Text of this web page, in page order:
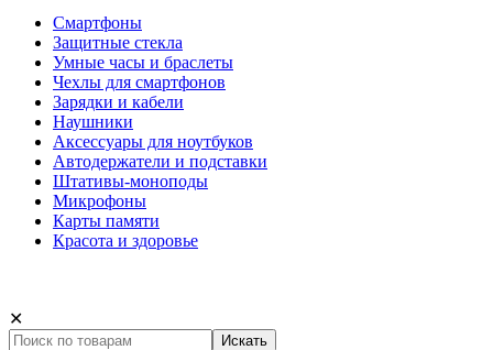
Смартфоны
Защитные стекла
Умные часы и браслеты
Чехлы для смартфонов
Зарядки и кабели
Наушники
Аксессуары для ноутбуков
Автодержатели и подставки
Штативы-моноподы
Микрофоны
Карты памяти
Красота и здоровье
✕
Искать